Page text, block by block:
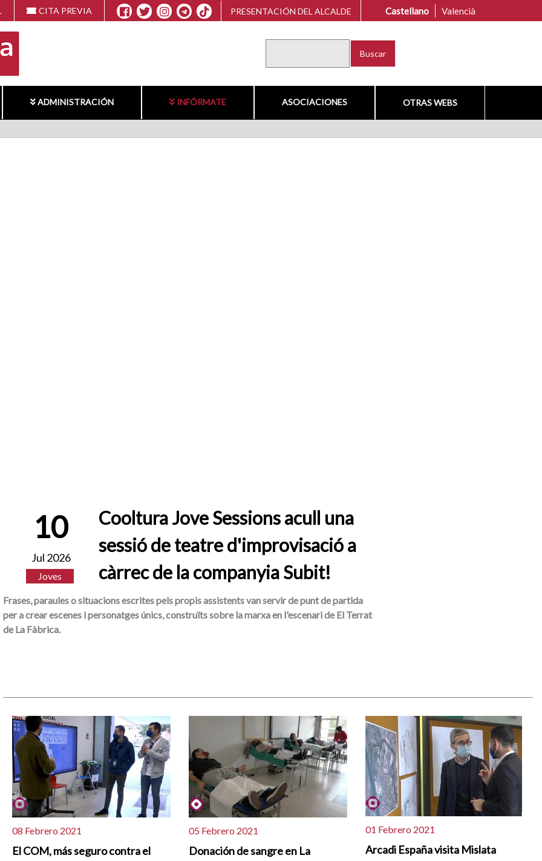
CITA PREVIA PRESENTACIÓN DEL ALCALDE Castellano Valencià
ADMINISTRACIÓN INFÓRMATE ASOCIACIONES OTRAS WEBS
10
Jul 2026
Joves
Cooltura Jove Sessions acull una
sessió de teatre d'improvisació a
càrrec de la companyia Subit!
Frases, paraules o situacions escrites pels propis assistents van servir de punt de partida
per a crear escenes i personatges únics, construïts sobre la marxa en l'escenari de El Terrat
de La Fàbrica.
08 Febrero 2021
El COM, más seguro contra el
05 Febrero 2021
Donación de sangre en La
01 Febrero 2021
Arcadi España visita Mislata